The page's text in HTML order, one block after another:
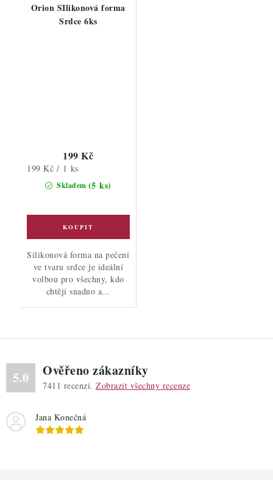
Orion SIlikonová forma
Srdce 6ks
Skladem (5 ks)
199 Kč
Měrná
199 Kč / 1 ks
Silikonová forma na pečení
ve tvaru srdce je ideální
volbou pro všechny, kdo
chtějí snadno a...
5.0 Ověřeno zákazníky
7411 recenzí. Zobrazit všechny recenze
Jana Konečná